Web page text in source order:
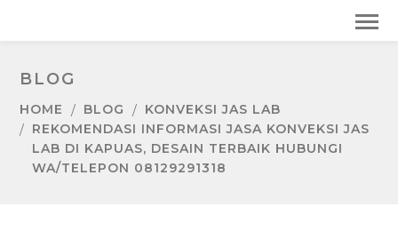
BLOG
HOME BLOG
KONVEKSI JAS LAB
REKOMENDASI INFORMASI JASA KONVEKSI JAS
LAB DI KAPUAS, DESAIN TERBAIK HUBUNGI
WA/TELEPON 08129291318